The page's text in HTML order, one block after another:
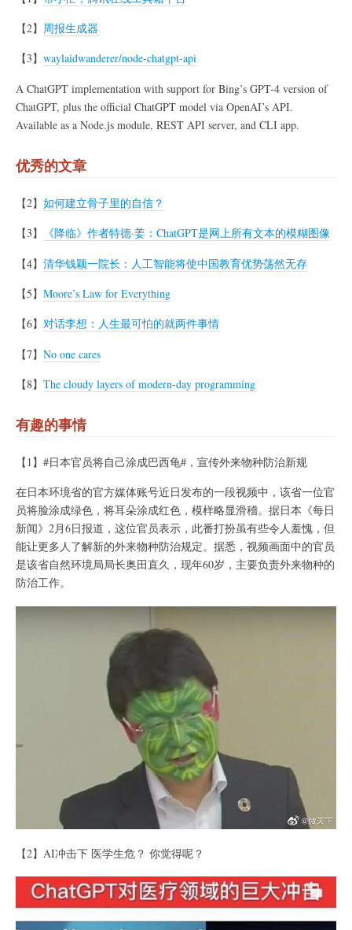
【2】 周报生成器
【3】 waylaidwanderer/node-chatgpt-api
A ChatGPT implementation with support for Bing’s GPT-4 version of
ChatGPT, plus the official ChatGPT model via OpenAI’s API.
Available as a Node.js module, REST API server, and CLI app.
优秀的文章
【2】 如何建立骨子里的自信？
【3】 《降临》作者特德·姜：ChatGPT是网上所有文本的模糊图像
【4】 清华钱颖一院长：人工智能将使中国教育优势荡然无存
【5】 Moore’s Law for Everything
【6】 对话李想：人生最可怕的就两件事情
【7】 No one cares
【8】 The cloudy layers of modern-day programming
有趣的事情
【1】#日本官员将自己涂成巴西龟#，宣传外来物种防治新规
在日本环境省的官方媒体账号近日发布的一段视频中，该省一位官
员将脸涂成绿色，将耳朵涂成红色，模样略显滑稽。据日本《每日
新闻》2月6日报道，这位官员表示，此番打扮虽有些令人羞愧，但
能让更多人了解新的外来物种防治规定。据悉，视频画面中的官员
是该省自然环境局局长奥田直久，现年60岁，主要负责外来物种的
防治工作。
【2】AI冲击下 医学生危？ 你觉得呢？